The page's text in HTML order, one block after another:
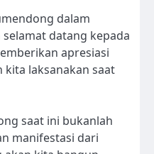
dalam
datang kepada
apresiasi
kita laksanakan saat
saat ini bukanlah
manifestasi dari